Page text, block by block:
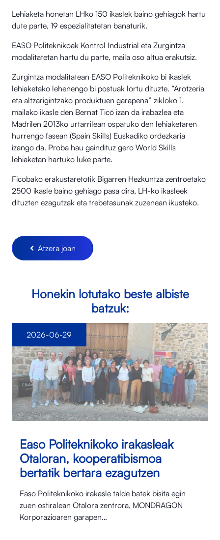
Lehiaketa honetan LHko 150 ikaslek baino gehiagok hartu
dute parte, 19 espezialitatetan banaturik.
EASO Politeknikoak Kontrol Industrial eta Zurgintza
modalitatetan hartu du parte, maila oso altua erakutsiz.
Zurgintza modalitatean EASO Politeknikoko bi ikaslek
lehiaketako lehenengo bi postuak lortu dituzte. “Arotzeria
eta altzarigintzako produktuen garapena” zikloko 1.
mailako ikasle den Bernat Ticó izan da irabazlea eta
Madrilen 2013ko urtarrilean ospatuko den lehiaketaren
hurrengo fasean (Spain Skills) Euskadiko ordezkaria
izango da. Proba hau gaindituz gero World Skills
lehiaketan hartuko luke parte.
Ficobako erakustaretotik Bigarren Hezkuntza zentroetako
2500 ikasle baino gehiago pasa dira, LH-ko ikasleek
dituzten ezagutzak eta trebetasunak zuzenean ikusteko.
Atzera joan
Honekin lotutako beste albiste
batzuk:
Easo Politeknikoko irakasleak
Otaloran, kooperatibismoa
bertatik bertara ezagutzen
Easo Politeknikoko irakasle talde batek bisita egin
zuen ostiralean Otalora⁠ zentrora, MONDRAGON
Korporazioaren garapen…
2026-06-29